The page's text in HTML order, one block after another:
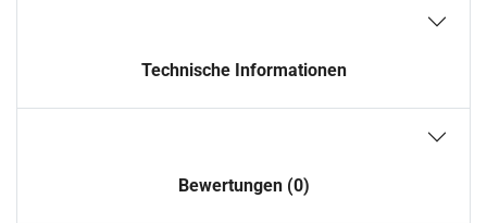
Technische Informationen
Bewertungen (0)